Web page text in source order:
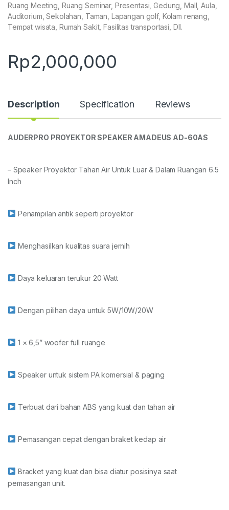
Ruang Meeting, Ruang Seminar, Presentasi, Gedung, Mall, Aula,
Auditorium, Sekolahan, Taman, Lapangan golf, Kolam renang,
Tempat wisata, Rumah Sakit, Fasilitas transportasi, Dll.
Rp2,000,000
Description Specification Reviews
AUDERPRO PROYEKTOR SPEAKER AMADEUS AD-60AS
– Speaker Proyektor Tahan Air Untuk Luar & Dalam Ruangan 6.5
Inch
Penampilan antik seperti proyektor
Menghasilkan kualitas suara jernih
Daya keluaran terukur 20 Watt
Dengan pilihan daya untuk 5W/10W/20W
1 × 6,5” woofer full ruange
Speaker untuk sistem PA komersial & paging
Terbuat dari bahan ABS yang kuat dan tahan air
Pemasangan cepat dengan braket kedap air
Bracket yang kuat dan bisa diatur posisinya saat
pemasangan unit.